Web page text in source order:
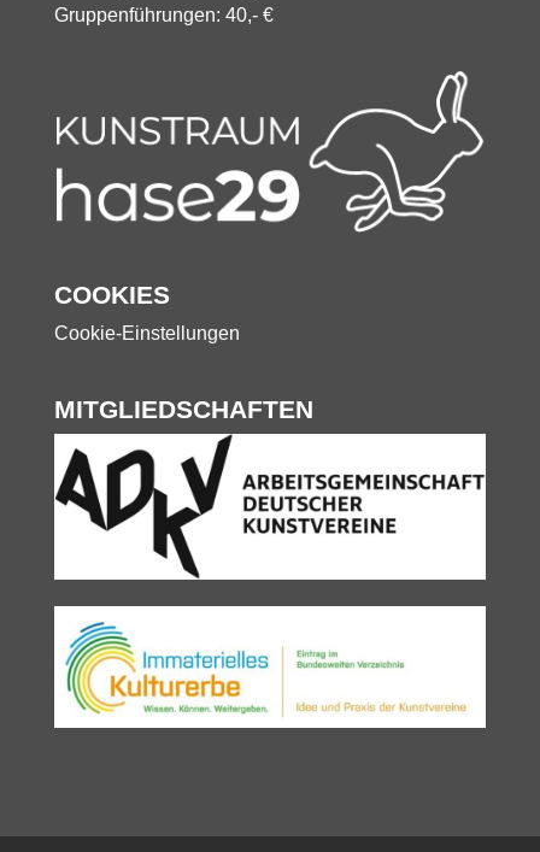
Gruppenführungen: 40,- €
COOKIES
Cookie-Einstellungen
MITGLIEDSCHAFTEN